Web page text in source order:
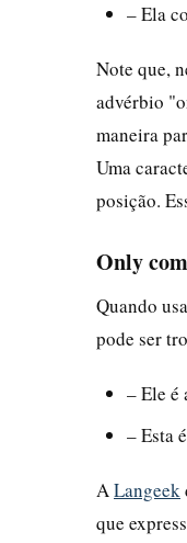
– Ela
Note que,
advérbio
maneira
Uma
posição.
Only
Quando
pode ser
– Ele é
– Esta
A Langeek
que